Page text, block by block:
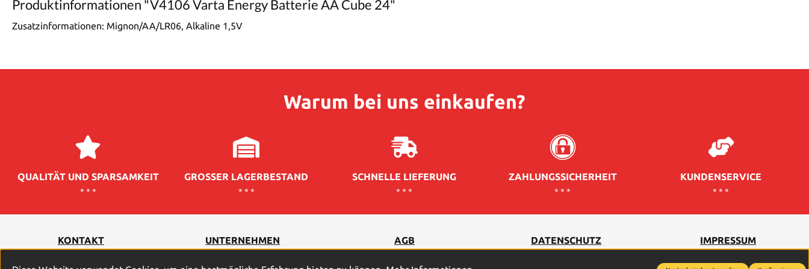
Produktinformationen "V4106 Varta Energy Batterie AA Cube 24"
Zusatzinformationen: Mignon/AA/LR06, Alkaline 1,5V
Warum bei uns einkaufen?
QUALITÄT UND SPARSAMKEIT
* * *
GROSSER LAGERBESTAND
* * *
SCHNELLE LIEFERUNG
* * *
ZAHLUNGSSICHERHEIT
* * *
KUNDENSERVICE
* * *
KONTAKT UNTERNEHMEN AGB DATENSCHUTZ IMPRESSUM